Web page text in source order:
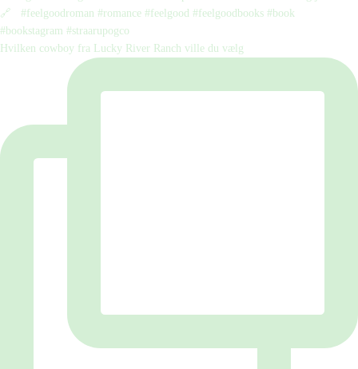
Hvilken cowboy fra Lucky River Ranch ville du vælg